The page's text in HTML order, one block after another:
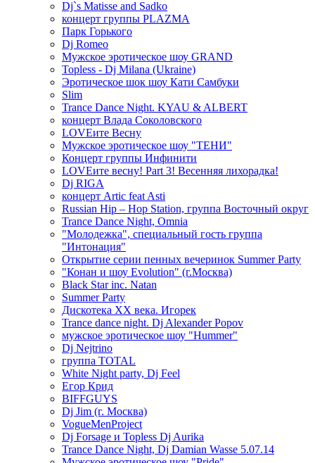
Dj`s Matisse and Sadko
концерт группы PLAZMA
Парк Горького
Dj Romeo
Мужское эротическое шоу GRAND
Topless - Dj Milana (Ukraine)
Эротическое шок шоу Кати Самбуки
Slim
Trance Dance Night. KYAU & ALBERT
концерт Влада Соколовского
LOVEите Весну
Мужское эротическое шоу "ТЕНИ"
Концерт группы Инфинити
LOVEите весну! Part 3! Весенняя лихорадка!
Dj RIGA
концерт Artic feat Asti
Russian Hip – Hop Station, группа Восточный округ
Trance Dance Night, Omnia
"Молодежка", специальный гость группа
"Интонация"
Открытие серии пенных вечеринок Summer Party
"Конан и шоу Evolution" (г.Москва)
Black Star inc. Natan
Summer Party
Дискотека ХХ века. Игорек
Trance dance night. Dj Alexander Popov
мужское эротическое шоу "Hummer"
Dj Nejtrino
группа TOTAL
White Night party, Dj Feel
Егор Крид
BIFFGUYS
Dj Jim (г. Москва)
VogueMenProject
Dj Forsage и Topless Dj Aurika
Trance Dance Night, Dj Damian Wasse 5.07.14